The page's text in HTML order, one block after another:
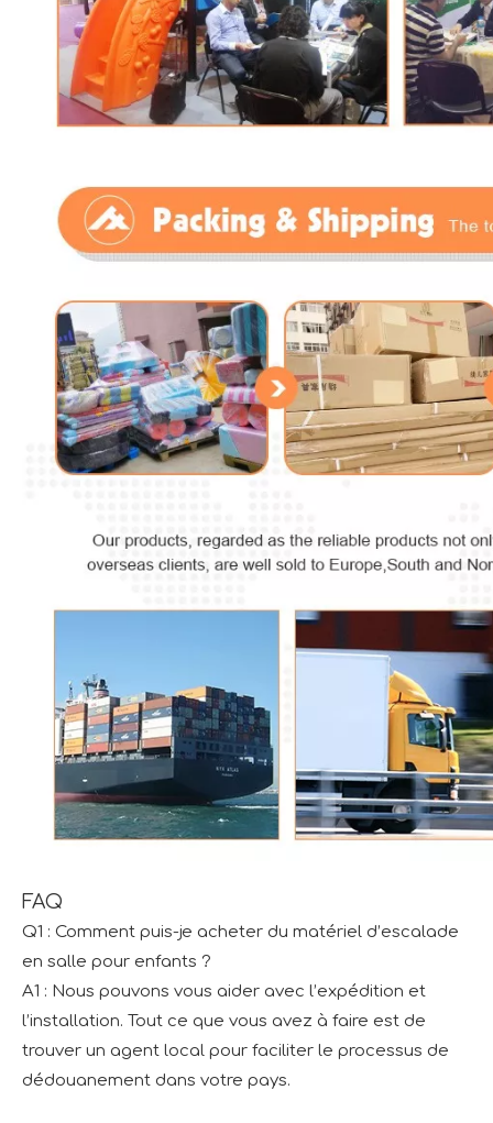
FAQ
Q1 : Comment puis-je acheter du matériel d’escalade
en salle pour enfants ?
A1 : Nous pouvons vous aider avec l’expédition et
l’installation. Tout ce que vous avez à faire est de
trouver un agent local pour faciliter le processus de
dédouanement dans votre pays.